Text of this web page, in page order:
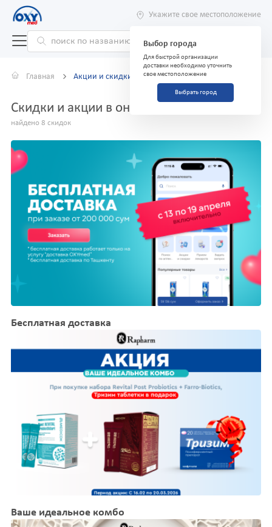
Укажите свое местоположение
Выбор города
Для быстрой организации
доставки необходимо уточнить
свое местоположение
Выбрать город
Главная Акции и скидки
Скидки и акции в онлайн-аптеке
найдено 8 скидок
Бесплатная доставка
Ваше идеальное комбо